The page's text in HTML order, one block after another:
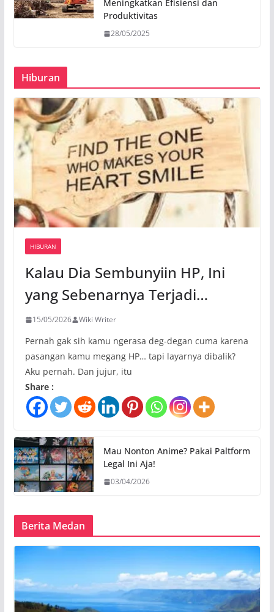
Meningkatkan Efisiensi dan
Produktivitas
28/05/2025
Hiburan
HIBURAN
Kalau Dia Sembunyiin HP, Ini
yang Sebenarnya Terjadi…
15/05/2026 Wiki Writer
Pernah gak sih kamu ngerasa deg-degan cuma karena
pasangan kamu megang HP… tapi layarnya dibalik?
Aku pernah. Dan jujur, itu
Share :
Mau Nonton Anime? Pakai Paltform
Legal Ini Aja!
03/04/2026
Berita Medan